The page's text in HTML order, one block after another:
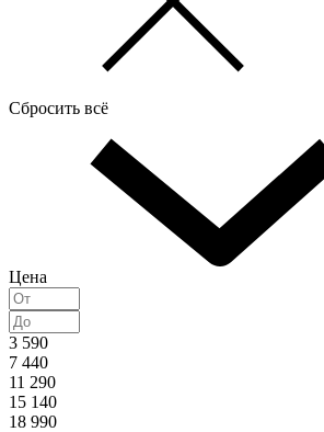
Сбросить всё
Цена
3 590
7 440
11 290
15 140
18 990